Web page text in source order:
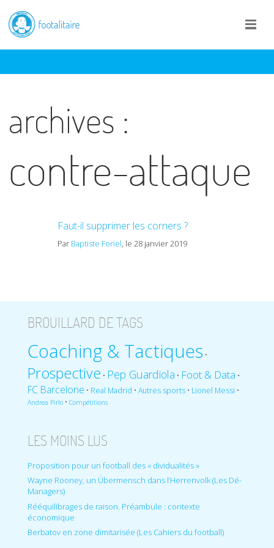
archives :
contre-attaque
Faut-il supprimer les corners ?
Par Baptiste Foriel, le 28 janvier 2019
BROUILLARD DE TAGS
Coaching & Tactiques•
Prospective • Pep Guardiola • Foot & Data •
FC Barcelone • Real Madrid • Autres sports• Lionel Messi •
Andrea Pirlo• Compétitions
LES MOINS LUS
Proposition pour un football des « dividualités »
Wayne Rooney, un Übermensch dans l’Herrenvolk (Les Dé-
Managers)
Rééquilibrages de raison. Préambule : contexte
économique
Berbatov en zone dimitarisée (Les Cahiers du football)